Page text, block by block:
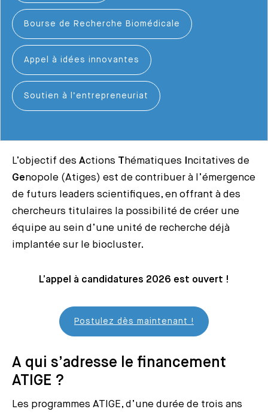
Bourse de Recherche Biomédicale
Appel à idées innovantes
Soutien à l’entrepreneuriat
L’objectif des Actions T hématiques
ncitatives de
Genopole (Atiges) est de contribuer à l’émergence
de futurs leaders scientifiques, en offrant à des
chercheurs titulaires la possibilité de créer une
équipe au sein d’une unité de recherche déjà
implantée sur le biocluster.
L’appel à candidatures 2026 est ouvert !
Postulez dès maintenant !
A qui s’adresse le financement
ATIGE ?
Les programmes ATIGE, d’une durée de trois ans